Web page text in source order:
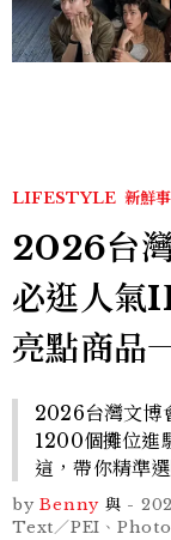
LIFESTYLE 新鮮事
2026台
必逛人氣
亮點商品
2026台灣文博
1200個攤位進
這，帶你精準
by Benny 與 -
Text／PEI、Photo